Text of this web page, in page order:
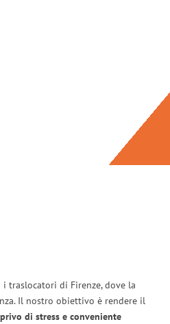
traslocatori di Firenze, dove la
Il nostro obiettivo è rendere il
di stress e conveniente